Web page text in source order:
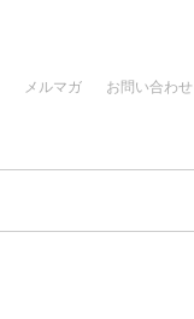
メルマガ お問い合わせ